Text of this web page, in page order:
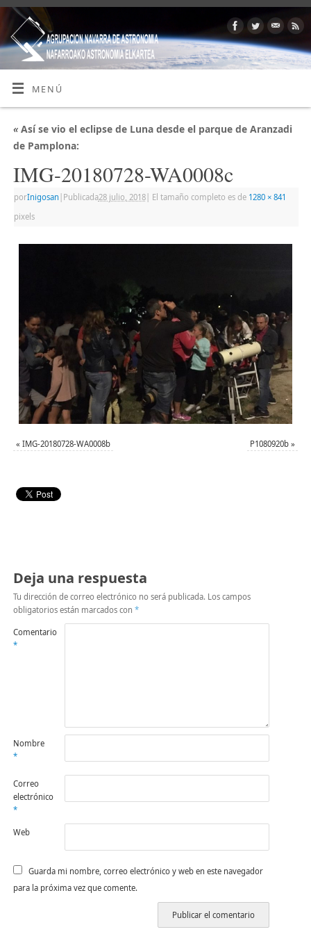
MENÚ
«Así se vio el eclipse de Luna desde el parque de Aranzadi
de Pamplona:
IMG-20180728-WA0008c
porInigosan Publicada28 julio, 2018| El tamaño completo es de 1280 × 841
pixels
« IMG-20180728-WA0008b P1080920b »
Deja una respuesta
Tu dirección de correo electrónico no será publicada. Los campos
obligatorios están marcados con *
Comentario
*
Nombre
*
Correo
electrónico
*
Web
Guarda mi nombre, correo electrónico y web en este navegador
para la próxima vez que comente.